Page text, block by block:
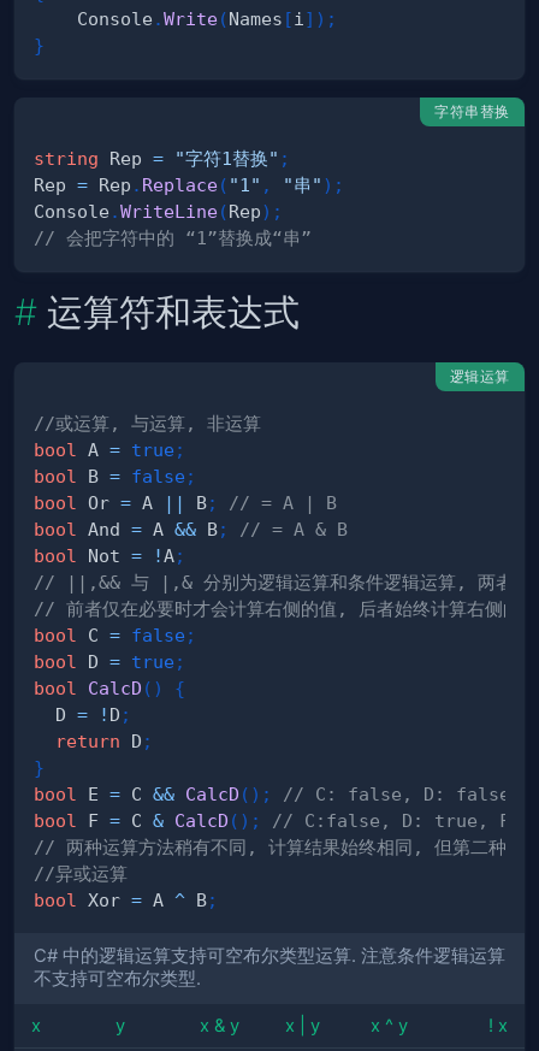
    Console
.Write(Names [ i ] ) ;
}
字符串替换
string Rep = "字符1替换" ;
Rep = Rep . Replace( "1" , "串" ) ;
Console .WriteLine(Rep) ;
// 会把字符中的 “1”替换成“串”
运算符和表达式
逻辑运算
//或运算, 与运算, 非运算
bool
A = true ;
bool
B = false ;
bool
Or = A || B;
// = A | B
bool
And = A && B;
// = A & B
bool
Not = !A;
// ||,&& 与 |,& 分别为逻辑运算和条件逻辑运算, 两者
// 前者仅在必要时才会计算右侧的值, 后者始终计算右侧的
bool
C = false ;
bool
D = true ;
bool
CalcD ( )
{
  D
= ! D ;
return D ;
}
bool
E = C && CalcD ( ) ;
// C: false, D: false,
bool
F = C & CalcD ( ) ;
// C:false, D: true, F:
// 两种运算方法稍有不同, 计算结果始终相同, 但第二种可
//异或运算
bool
Xor = A ^ B;
C# 中的逻辑运算支持可空布尔类型运算. 注意条件逻辑运算
不支持可空布尔类型.
x y x & y x | y x ^ y ! x